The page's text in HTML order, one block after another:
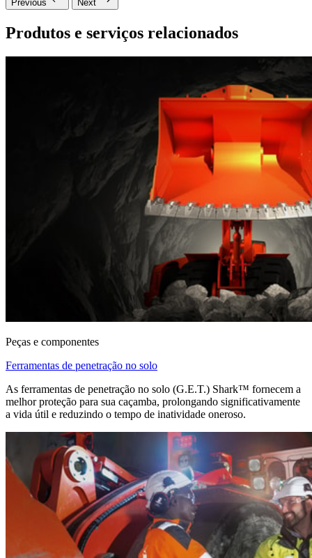
Previous Next
Produtos e serviços relacionados
Peças e componentes
Ferramentas de penetração no solo
As ferramentas de penetração no solo (G.E.T.) Shark™ fornecem a
melhor proteção para sua caçamba, prolongando significativamente
a vida útil e reduzindo o tempo de inatividade oneroso.